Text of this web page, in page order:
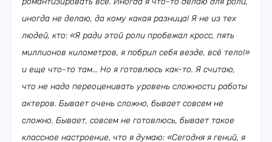
иногда не делаю, да кому какая разница! Я не из тех
людей, кто: «Я ради этой роли пробежал кросс, пять
миллионов километров, я побрил себя везде, всё тело!»
и еще что-то там... Но я готовлюсь как-то. Я считаю,
что не надо переоценивать уровень сложности работы
актеров. Бывает очень сложно, бывает совсем не
сложно. Бывает, совсем не готовлюсь, бывает такое
классное настроение, что я думаю: «Сегодня я гений, я